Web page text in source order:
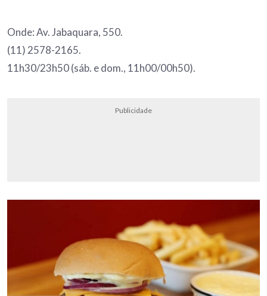
Onde: Av. Jabaquara, 550.
(11) 2578-2165.
11h30/23h50 (sáb. e dom., 11h00/00h50).
Publicidade